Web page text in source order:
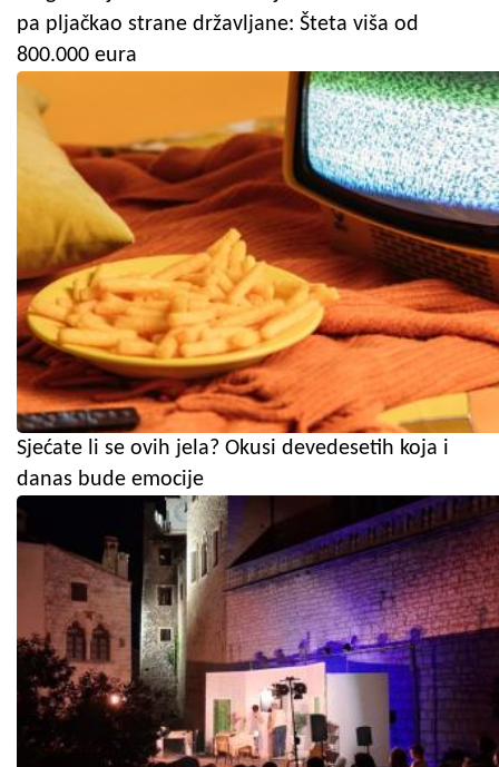
pa pljačkao strane državljane: Šteta viša od
800.000 eura
Sjećate li se ovih jela? Okusi devedesetih koja i
danas bude emocije